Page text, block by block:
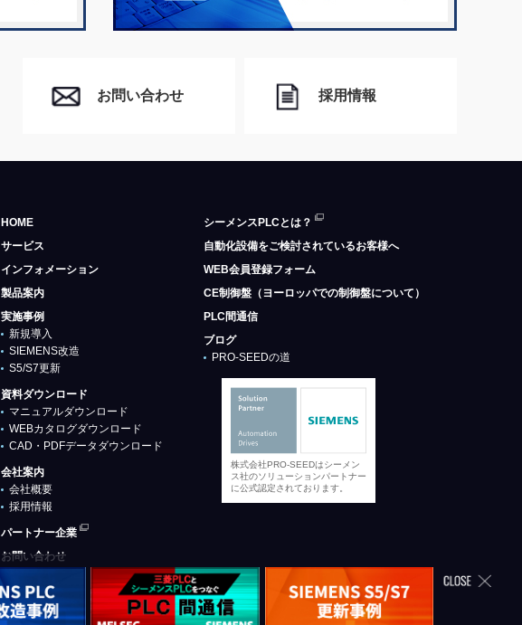
お問い合わせ 採用情報
HOME
サービス
インフォメーション
製品案内
実施事例
新規導入
SIEMENS改造
S5/S7更新
資料ダウンロード
マニュアルダウンロード
WEBカタログダウンロード
CAD・PDFデータダウンロード
会社案内
会社概要
採用情報
パートナー企業
お問い合わせ
シーメンスPLCとは？
自動化設備をご検討されているお客様へ
WEB会員登録フォーム
CE制御盤（ヨーロッパでの制御盤について）
PLC間通信
ブログ
PRO-SEEDの道
株式会社PRO-SEEDはシーメン
ス社のソリューションパートナー
に公式認定されております。